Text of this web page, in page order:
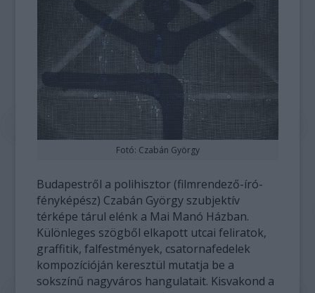
Fotó: Czabán György
Budapestről a polihisztor (filmrendező-író-
fényképész) Czabán György szubjektív
térképe tárul elénk a Mai Manó Házban.
Különleges szögből elkapott utcai feliratok,
graffitik, falfestmények, csatornafedelek
kompozícióján keresztül mutatja be a
sokszínű nagyváros hangulatait. Kisvakond a